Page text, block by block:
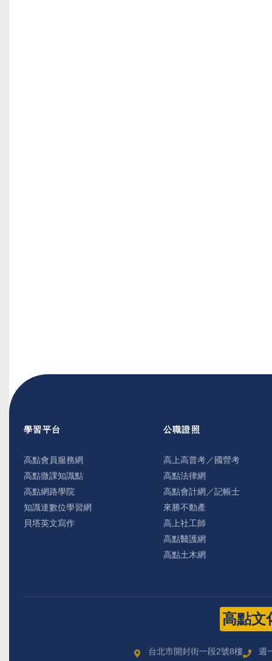
學習平台
高點會員服務網
高點微課知識點
高點網路學院
知識達數位學習網
貝塔英文寫作
公職證照
高上高普考／國營考
高點法律網
高點會計網／記帳士
來勝不動產
高上社工師
高點醫護網
高點土木網
高點文
台北市開封街一段2號8樓 週